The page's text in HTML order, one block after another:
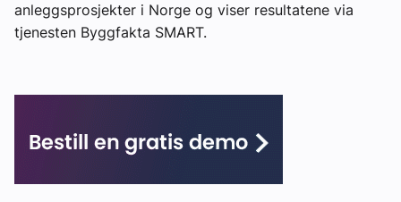
anleggsprosjekter i Norge og viser resultatene via
tjenesten Byggfakta SMART.